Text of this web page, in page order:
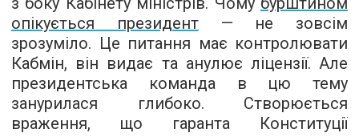
опікується президент— не зовсім
зрозуміло. Це питання має контролювати
Кабмін, він видає та анулює ліцензії. Але
президентська команда в цю тему
занурилася глибоко. Створюється
враження, що гаранта Конституції